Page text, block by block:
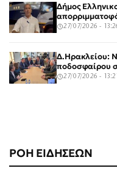
ΡΟΗ ΕΙΔΗΣΕΩΝ
Δήμος
27/07/2026 -
Δ.Ηρακλείου:
ποδοσφαίρου
27/07/2026 -